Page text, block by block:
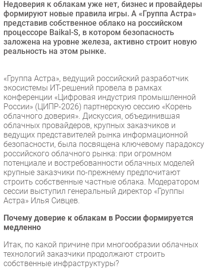
Безопасность
Инновации
CIO/Управление ИТ
Гаджеты
РАЗДЕЛЫ
Новости
Аналитика
Интервью
Мероприятия
Проекты
IT класс
Тестовый стенд
Каталог компаний
Недоверия к облакам уже нет, бизнес и провайдеры
формируют новые правила игры. А «Группа Астра»
представив собственное облако на российском
процессоре Baikal-S, в котором безопасность
заложена на уровне железа, активно строит новую
реальность на этом рынке.
«Группа Астра», ведущий российский разработчик
экосистемы ИТ-решений провела в рамках
конференции «Цифровая индустрия промышленной
России» (ЦИПР-2026) партнерскую сессию «Корень
облачного доверия». Дискуссия, объединившая
облачных провайдеров, крупных заказчиков и
ведущих представителей рынка информационной
безопасности, была посвящена ключевому парадоксу
российского облачного рынка: при огромном
потенциале и востребованности облачных моделей
крупные заказчики по-прежнему предпочитают
строить собственные частные облака. Модератором
сессии выступил генеральный директор «Группы
Астра» Илья Сивцев.
Почему доверие к облакам в России формируется
медленно
Итак, по какой причине при многообразии облачных
технологий заказчики продолжают строить
собственные инфраструктуры?